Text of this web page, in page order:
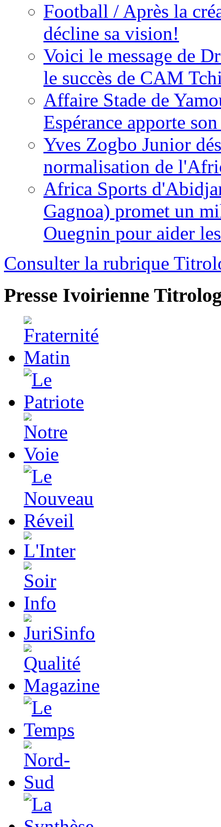
Football / Après la
décline sa vision!
Voici le message de
le succès de CAM
Affaire Stade de
Espérance apporte
Yves Zogbo Junior
normalisation de
Africa Sports
Gagnoa) promet un
Ouegnin pour aider
Consulter la rubrique
Presse Ivoirienne